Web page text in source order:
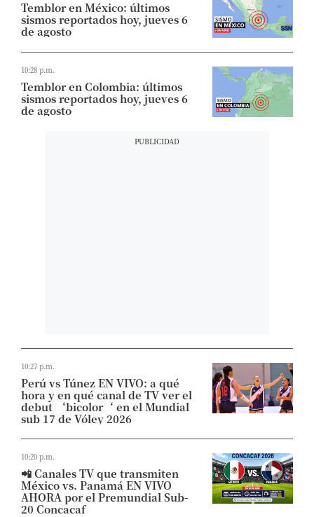
Temblor en México: últimos
sismos reportados hoy, jueves 6
de agosto
10:28 p.m.
Temblor en Colombia: últimos
sismos reportados hoy, jueves 6
de agosto
10:27 p.m.
Perú vs Túnez EN VIVO: a qué
hora y en qué canal de TV ver el
debut ‘bicolor‘ en el Mundial
sub 17 de Vóley 2026
10:20 p.m.
📲 Canales TV que transmiten
México vs. Panamá EN VIVO
AHORA por el Premundial Sub-
20 Concacaf